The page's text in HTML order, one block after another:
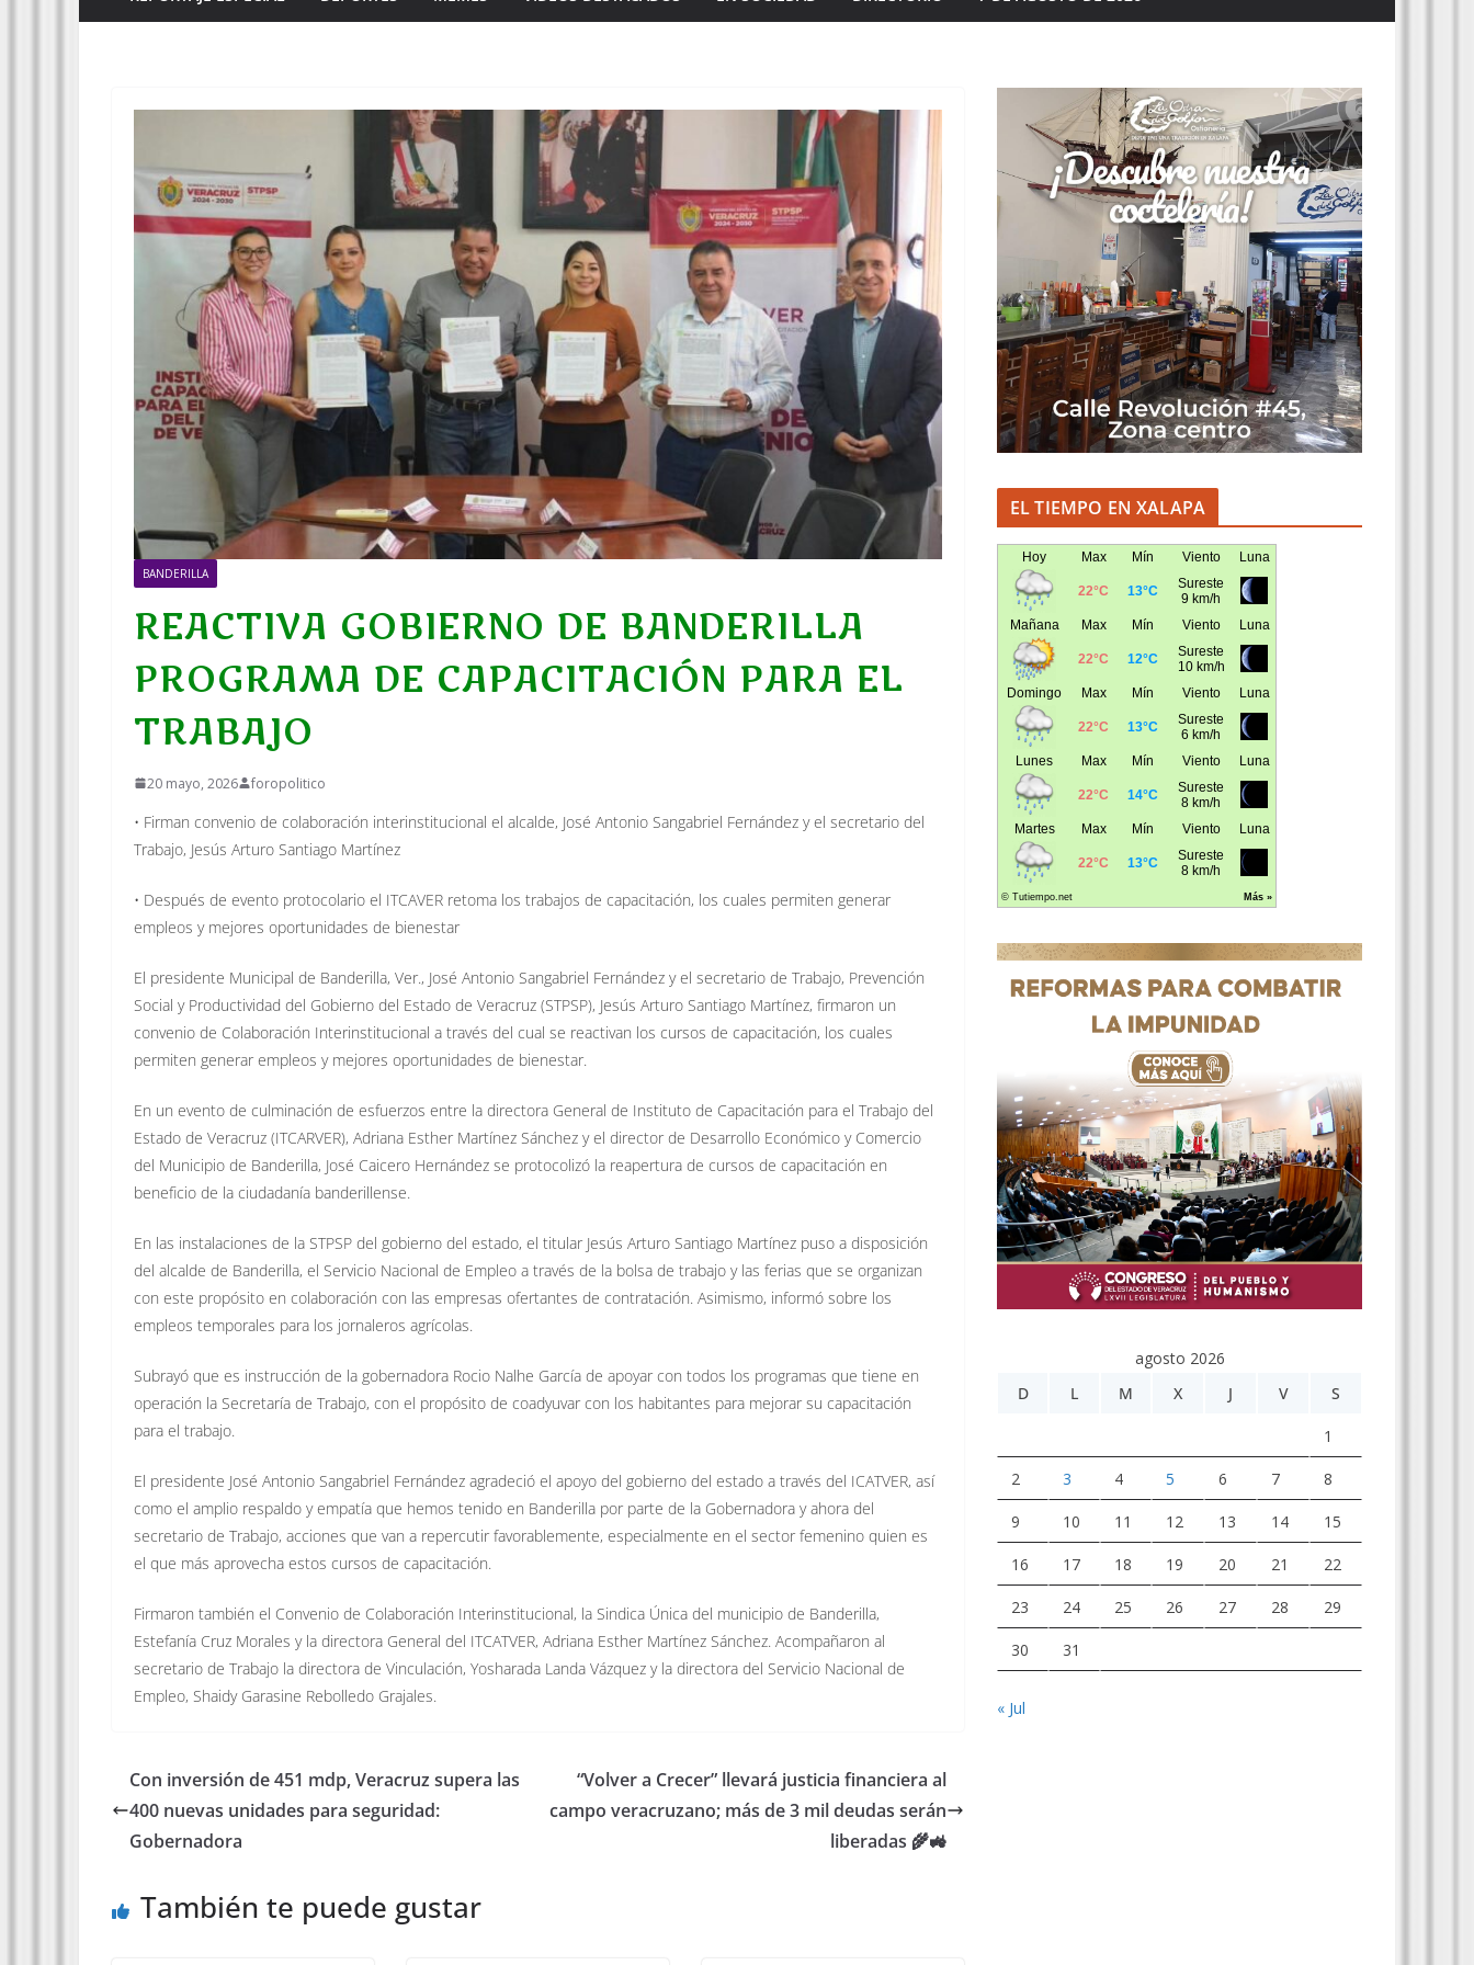
BANDERILLA
REACTIVA GOBIERNO DE BANDERILLA
PROGRAMA DE CAPACITACIÓN PARA EL
TRABAJO
20 mayo, 2026 foropolitico
• Firman convenio de colaboración interinstitucional el alcalde, José Antonio Sangabriel Fernández y el secretario del
Trabajo, Jesús Arturo Santiago Martínez
• Después de evento protocolario el ITCAVER retoma los trabajos de capacitación, los cuales permiten generar
empleos y mejores oportunidades de bienestar
El presidente Municipal de Banderilla, Ver., José Antonio Sangabriel Fernández y el secretario de Trabajo, Prevención
Social y Productividad del Gobierno del Estado de Veracruz (STPSP), Jesús Arturo Santiago Martínez, firmaron un
convenio de Colaboración Interinstitucional a través del cual se reactivan los cursos de capacitación, los cuales
permiten generar empleos y mejores oportunidades de bienestar.
En un evento de culminación de esfuerzos entre la directora General de Instituto de Capacitación para el Trabajo del
Estado de Veracruz (ITCARVER), Adriana Esther Martínez Sánchez y el director de Desarrollo Económico y Comercio
del Municipio de Banderilla, José Caicero Hernández se protocolizó la reapertura de cursos de capacitación en
beneficio de la ciudadanía banderillense.
En las instalaciones de la STPSP del gobierno del estado, el titular Jesús Arturo Santiago Martínez puso a disposición
del alcalde de Banderilla, el Servicio Nacional de Empleo a través de la bolsa de trabajo y las ferias que se organizan
con este propósito en colaboración con las empresas ofertantes de contratación. Asimismo, informó sobre los
empleos temporales para los jornaleros agrícolas.
Subrayó que es instrucción de la gobernadora Rocio Nalhe García de apoyar con todos los programas que tiene en
operación la Secretaría de Trabajo, con el propósito de coadyuvar con los habitantes para mejorar su capacitación
para el trabajo.
El presidente José Antonio Sangabriel Fernández agradeció el apoyo del gobierno del estado a través del ICATVER, así
como el amplio respaldo y empatía que hemos tenido en Banderilla por parte de la Gobernadora y ahora del
secretario de Trabajo, acciones que van a repercutir favorablemente, especialmente en el sector femenino quien es
el que más aprovecha estos cursos de capacitación.
Firmaron también el Convenio de Colaboración Interinstitucional, la Sindica Única del municipio de Banderilla,
Estefanía Cruz Morales y la directora General del ITCATVER, Adriana Esther Martínez Sánchez. Acompañaron al
secretario de Trabajo la directora de Vinculación, Yosharada Landa Vázquez y la directora del Servicio Nacional de
Empleo, Shaidy Garasine Rebolledo Grajales.
Con inversión de 451 mdp, Veracruz supera las
400 nuevas unidades para seguridad:
Gobernadora
“Volver a Crecer” llevará justicia financiera al
campo veracruzano; más de 3 mil deudas serán
liberadas 🌾🚜
También te puede gustar
EL TIEMPO EN XALAPA
agosto 2026
D
L M X J V S
1
2 3 4 5 6 7 8
9 10 11 12 13 14 15
16 17 18 19 20 21 22
23 24 25 26 27 28 29
30 31
« Jul